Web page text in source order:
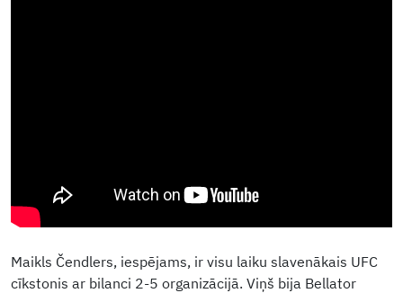
Maikls Čendlers, iespējams, ir visu laiku slavenākais UFC
cīkstonis ar bilanci 2-5 organizācijā. Viņš bija Bellator